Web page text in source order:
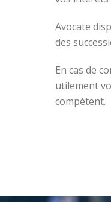
Avocate
des
En cas de
utilement
compétent.